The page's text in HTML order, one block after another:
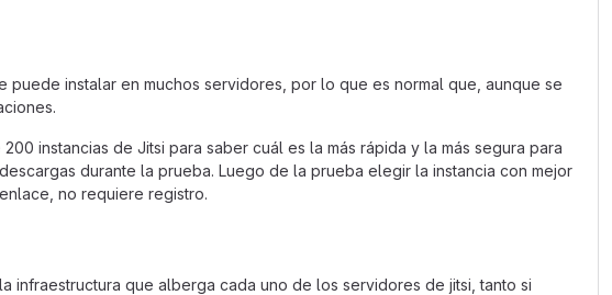
instalar en muchos servidores, por lo que es normal que, aunque se
instancias de Jitsi para saber cuál es la más rápida y la más segura para
durante la prueba. Luego de la prueba elegir la instancia con mejor
no requiere registro.
infraestructura que alberga cada uno de los servidores de jitsi, tanto si